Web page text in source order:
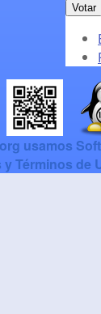
usamos
Términos de